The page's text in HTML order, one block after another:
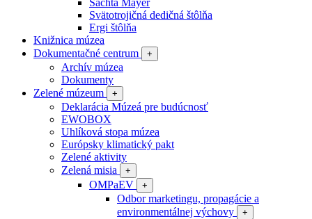
Šachta Mayer
Svätotrojičná dedičná štôlňa
Ergi štôlňa
Knižnica múzea
Dokumentačné centrum
+
Archív múzea
Dokumenty
Zelené múzeum
+
Deklarácia Múzeá pre budúcnosť
EWOBOX
Uhlíková stopa múzea
Európsky klimatický pakt
Zelené aktivity
Zelená misia
+
OMPaEV +
Odbor marketingu, propagácie a
environmentálnej výchovy
+